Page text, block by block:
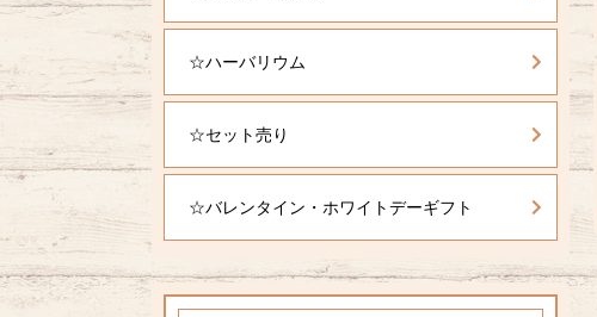
☆ハーバリウム
☆セット売り
☆バレンタイン・ホワイトデーギフト